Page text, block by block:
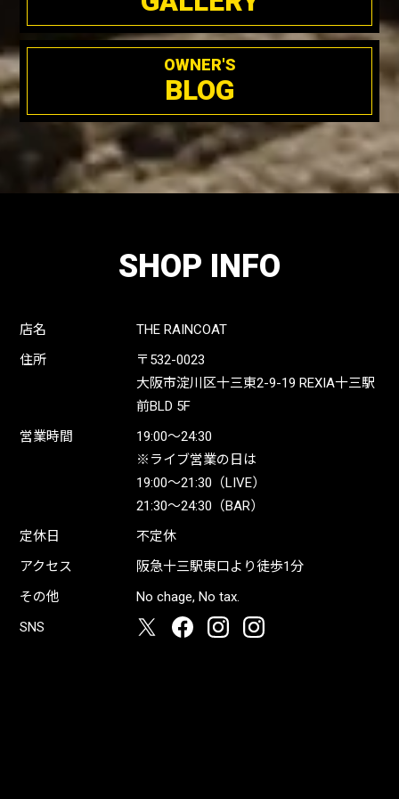
OWNER'S
BLOG
SHOP INFO
店名
THE RAINCOAT
住所
〒532-0023
大阪市淀川区十三東2-9-19 REXIA十三駅
前BLD 5F
営業時間
19:00〜24:30
※ライブ営業の日は
19:00〜21:30（LIVE）
21:30〜24:30（BAR）
定休日
不定休
アクセス
阪急十三駅東口より徒歩1分
その他
No chage, No tax.
SNS